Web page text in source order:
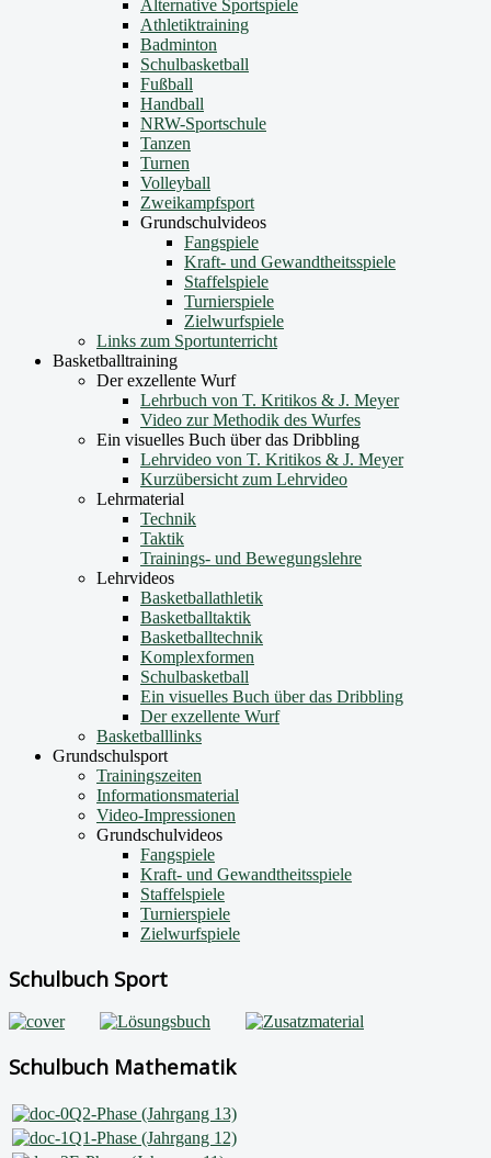
Alternative Sportspiele
Athletiktraining
Badminton
Schulbasketball
Fußball
Handball
NRW-Sportschule
Tanzen
Turnen
Volleyball
Zweikampfsport
Grundschulvideos
Fangspiele
Kraft- und Gewandtheitsspiele
Staffelspiele
Turnierspiele
Zielwurfspiele
Links zum Sportunterricht
Basketballtraining
Der exzellente Wurf
Lehrbuch von T. Kritikos & J. Meyer
Video zur Methodik des Wurfes
Ein visuelles Buch über das Dribbling
Lehrvideo von T. Kritikos & J. Meyer
Kurzübersicht zum Lehrvideo
Lehrmaterial
Technik
Taktik
Trainings- und Bewegungslehre
Lehrvideos
Basketballathletik
Basketballtaktik
Basketballtechnik
Komplexformen
Schulbasketball
Ein visuelles Buch über das Dribbling
Der exzellente Wurf
Basketballlinks
Grundschulsport
Trainingszeiten
Informationsmaterial
Video-Impressionen
Grundschulvideos
Fangspiele
Kraft- und Gewandtheitsspiele
Staffelspiele
Turnierspiele
Zielwurfspiele
Schulbuch Sport
Schulbuch Mathematik
Q2-Phase (Jahrgang 13)
Q1-Phase (Jahrgang 12)